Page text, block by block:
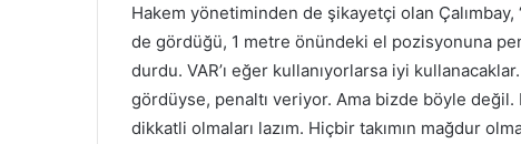
Hakem yönetiminden de şikayetçi olan Çalımbay,
de gördüğü, 1 metre önündeki el pozisyonuna
durdu. VAR’ı eğer kullanıyorlarsa iyi
gördüyse, penaltı veriyor. Ama bizde böyle
dikkatli olmaları lazım. Hiçbir takımın mağdur